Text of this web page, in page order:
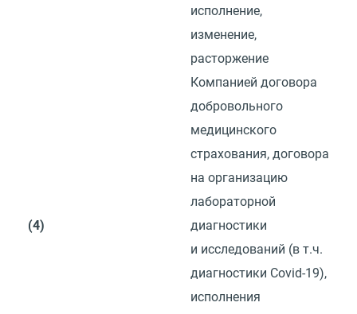
(4)
исполнение,
изменение,
расторжение
Компанией договора
добровольного
медицинского
страхования, договора
на организацию
лабораторной
диагностики
и исследований (в т.ч.
диагностики Covid-19),
исполнения